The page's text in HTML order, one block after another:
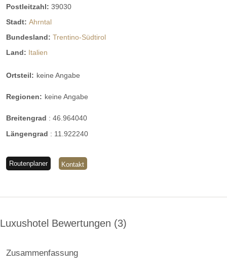
Postleitzahl: 39030
Stadt: Ahrntal
Bundesland: Trentino-Südtirol
Land: Italien
Ortsteil: keine Angabe
Regionen: keine Angabe
Breitengrad : 46.964040
Längengrad : 11.922240
Routenplaner Kontakt
Luxushotel Bewertungen 3
Zusammenfassung